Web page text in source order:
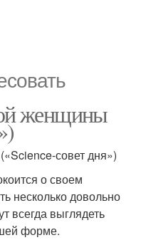
женщины
совет дня»)
о своем
несколько довольно
всегда выглядеть
форме.